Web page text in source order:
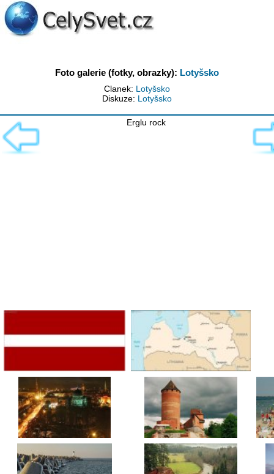
Foto galerie (fotky, obrazky): Lotyšsko
Clanek: Lotyšsko
Diskuze: Lotyšsko
Erglu rock